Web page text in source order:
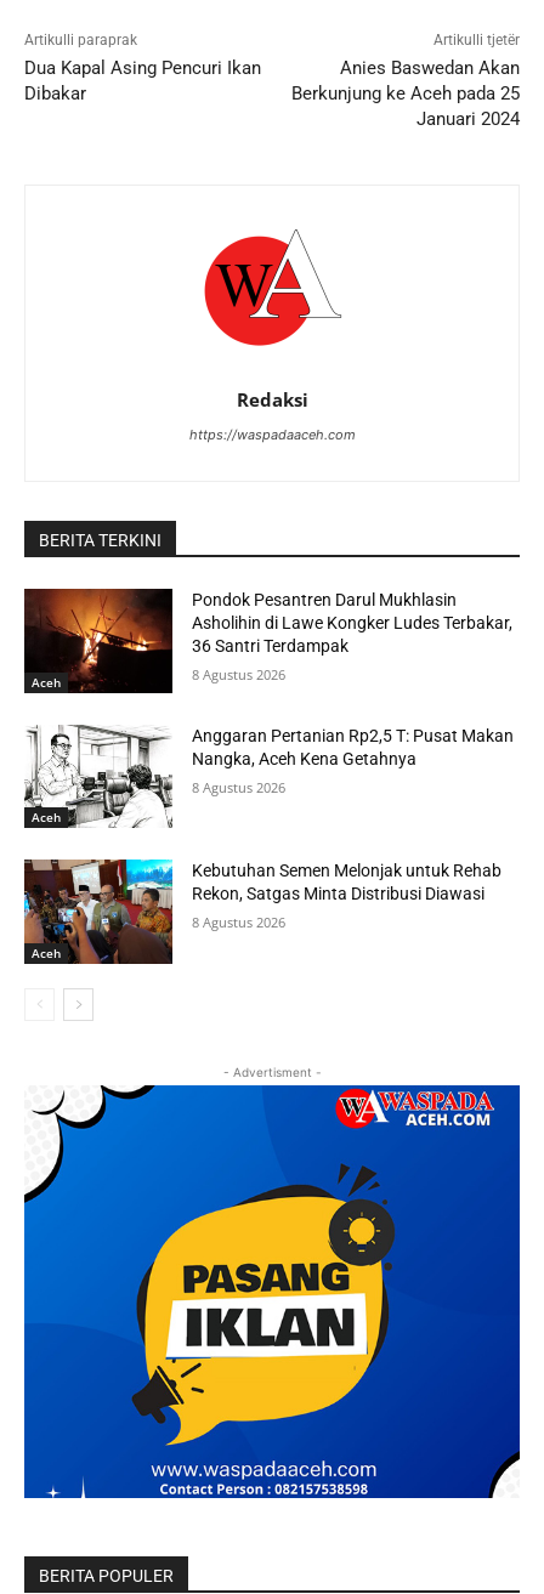
Artikulli paraprak
Dua Kapal Asing Pencuri Ikan
Dibakar
Artikulli tjetër
Anies Baswedan Akan
Berkunjung ke Aceh pada 25
Januari 2024
Redaksi
https://waspadaaceh.com
BERITA TERKINI
Aceh
Pondok Pesantren Darul Mukhlasin
Asholihin di Lawe Kongker Ludes Terbakar,
36 Santri Terdampak
8 Agustus 2026
Aceh
Anggaran Pertanian Rp2,5 T: Pusat Makan
Nangka, Aceh Kena Getahnya
8 Agustus 2026
Aceh
Kebutuhan Semen Melonjak untuk Rehab
Rekon, Satgas Minta Distribusi Diawasi
8 Agustus 2026
- Advertisment -
BERITA POPULER